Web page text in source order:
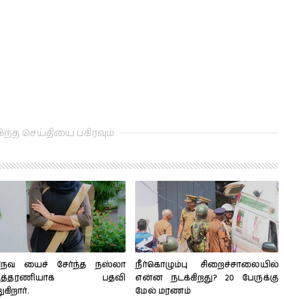
செய்தியை பகிரவும்
யைச் சேர்ந்த நஸ்லா
பதவி
நீர்கொழும்பு சிறைச்சாலையில்
என்ன நடக்கிறது? 20 பேருக்கு
மேல் மரணம்